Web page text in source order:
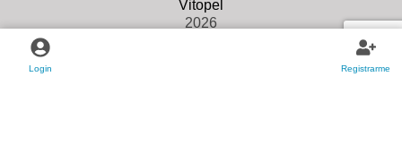
Login Registrarme
2026